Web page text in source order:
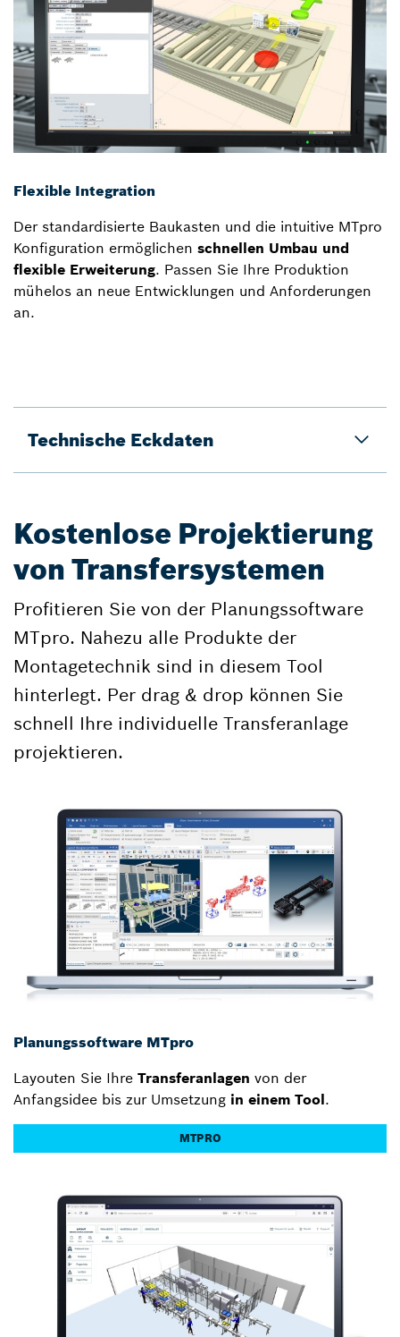
Flexible Integration
Der standardisierte Baukasten und die intuitive MTpro
Konfiguration ermöglichen schnellen Umbau und
flexible Erweiterung. Passen Sie Ihre Produktion
mühelos an neue Entwicklungen und Anforderungen
an.
Technische Eckdaten
Kostenlose Projektierung
von Transfersystemen
Profitieren Sie von der Planungssoftware
MTpro. Nahezu alle Produkte der
Montagetechnik sind in diesem Tool
hinterlegt. Per drag & drop können Sie
schnell Ihre individuelle Transferanlage
projektieren.
Planungssoftware MTpro
Layouten Sie Ihre Transferanlagen von der
Anfangsidee bis zur Umsetzung in einem Tool.
MTPRO